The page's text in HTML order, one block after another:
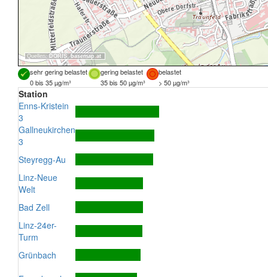
Quellen: DORIS, basemap.at
sehr gering belastet gering belastet
belastet
0 bis 35 µg/m³
35 bis 50 µg/m³ > 50 µg/m³
Station
Enns-Kristein
3
Gallneukirchen
3
Steyregg-Au
Linz-Neue
Welt
Bad Zell
Linz-24er-
Turm
Grünbach